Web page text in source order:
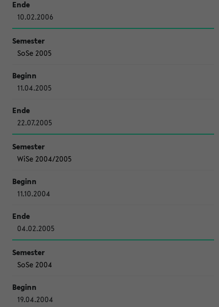
10.02.2006
SoSe 2005
11.04.2005
22.07.2005
WiSe 2004/2005
11.10.2004
04.02.2005
SoSe 2004
19.04.2004